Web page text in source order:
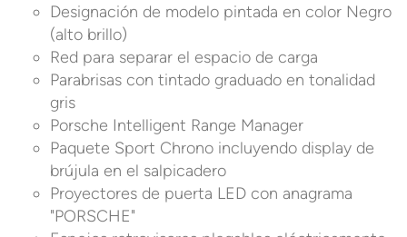
Designación de modelo pintada en color Negro
(alto brillo)
Red para separar el espacio de carga
Parabrisas con tintado graduado en tonalidad
gris
Porsche Intelligent Range Manager
Paquete Sport Chrono incluyendo display de
brújula en el salpicadero
Proyectores de puerta LED con anagrama
"PORSCHE"